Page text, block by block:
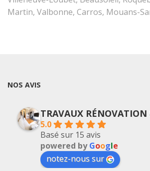
Martin, Valbonne, Carros, Mouans-
NOS AVIS
TRAVAUX RÉNOVATION
5.0
Basé sur 15 avis
powered byGoogle
notez-nous sur